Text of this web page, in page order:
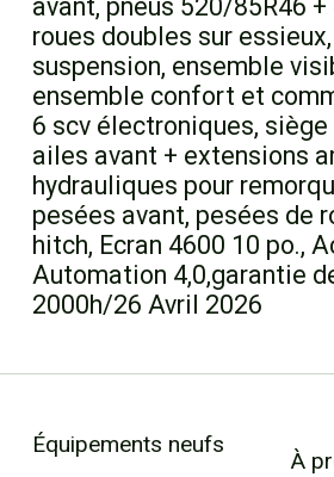
avant, pneus 520/85R46
roues doubles sur
suspension, ensemble
ensemble confort et
6 scv électroniques, siège
ailes avant + extensions
hydrauliques pour
pesées avant, pesées de
hitch, Ecran 4600 10 po.,
Automation 4,0,garantie
2000h/26 Avril 2026
Équipements neufs
À